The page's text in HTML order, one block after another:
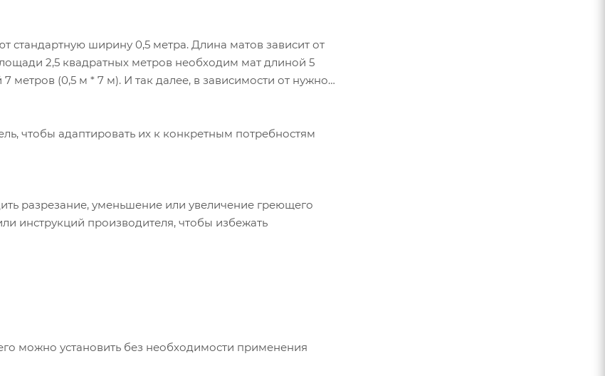
стандартную ширину 0,5 метра. Длина матов зависит от
2,5 квадратных метров необходим мат длиной 5
метров (0,5 м * 7 м). И так далее, в зависимости от нужной
чтобы адаптировать их к конкретным потребностям
разрезание, уменьшение или увеличение греющего
инструкций производителя, чтобы избежать
можно установить без необходимости применения